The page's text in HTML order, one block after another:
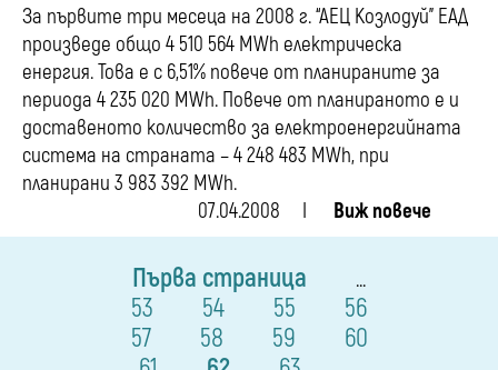
За първите три месеца на 2008 г. “АЕЦ Козлодуй” ЕАД
произведе общо 4 510 564 MWh електрическа
енергия. Това е с 6,51% повече от планираните за
периода 4 235 020 MWh. Повече от планираното е и
доставеното количество за електроенергийната
система на страната – 4 248 483 MWh, при
планирани 3 983 392 MWh.
07.04.2008
Виж повече
Първа страница ...
53 54 55
56
57
58 59
60